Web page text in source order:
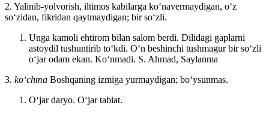
2. Yalinib-yolvorish, iltimos kabilarga koʻnavermaydigan, oʻz
soʻzidan, fikridan qaytmaydigan; bir soʻzli.
Unga kamoli ehtirom bilan salom berdi. Dilidagi gaplarni
astoydil tushuntirib toʻkdi. Oʻn beshinchi tushmagur bir soʻzli
oʻjar odam ekan. Koʻnmadi. S. Ahmad, Saylanma
3. koʻchma Boshqaning izmiga yurmaydigan; boʻysunmas.
Oʻjar daryo. Oʻjar tabiat.